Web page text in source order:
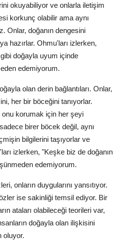
okuyabiliyor ve onlarla iletişim
korkunç olabilir ama aynı
Onlar, doğanın dengesini
hazırlar. Ohmu'ları izlerken,
doğayla uyum içinde
edemiyorum.
olan derin bağlantıları. Onlar,
her bir böceğini tanıyorlar.
onu korumak için her şeyi
birer böcek değil, aynı
bilgilerini taşıyorlar ve
izlerken, "Keşke biz de doğanın
edemiyorum.
onların duygularını yansıtıyor.
ise sakinliği temsil ediyor. Bir
ataları olabileceği teorileri var,
doğayla olan ilişkisini
oluyor.